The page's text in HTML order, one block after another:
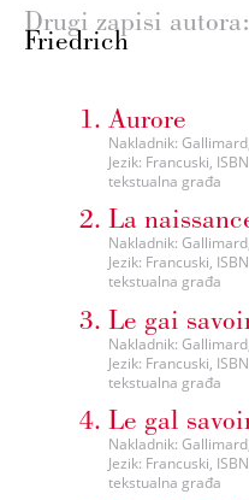
Drugi zapisi autora:
Friedrich
Aurore
Nakladnik:
Jezik: Francuski,
tekstualna građa
La
Nakladnik:
Jezik: Francuski,
tekstualna građa
Le gai
Nakladnik:
Jezik: Francuski,
tekstualna građa
Le gal
Nakladnik:
Jezik: Francuski,
tekstualna građa